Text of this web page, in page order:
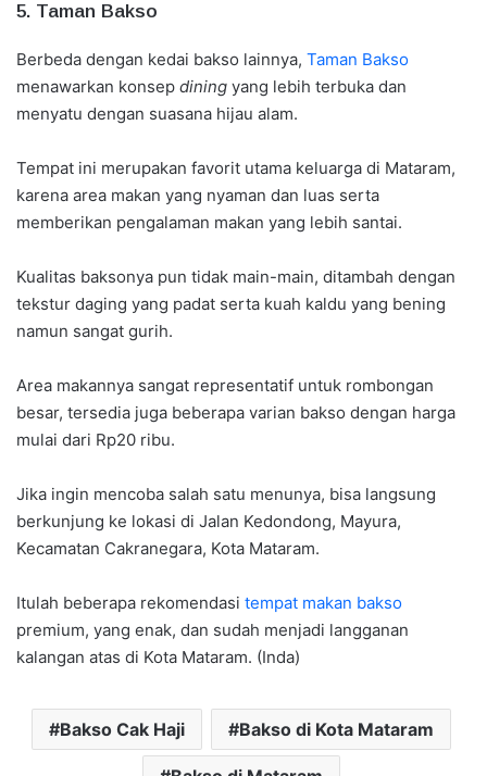
5. Taman Bakso
Berbeda dengan kedai bakso lainnya, Taman Bakso
menawarkan konsep dining yang lebih terbuka dan
menyatu dengan suasana hijau alam.
Tempat ini merupakan favorit utama keluarga di Mataram,
karena area makan yang nyaman dan luas serta
memberikan pengalaman makan yang lebih santai.
Kualitas baksonya pun tidak main-main, ditambah dengan
tekstur daging yang padat serta kuah kaldu yang bening
namun sangat gurih.
Area makannya sangat representatif untuk rombongan
besar, tersedia juga beberapa varian bakso dengan harga
mulai dari Rp20 ribu.
Jika ingin mencoba salah satu menunya, bisa langsung
berkunjung ke lokasi di Jalan Kedondong, Mayura,
Kecamatan Cakranegara, Kota Mataram.
Itulah beberapa rekomendasi tempat makan bakso
premium, yang enak, dan sudah menjadi langganan
kalangan atas di Kota Mataram. (Inda)
Bakso Cak Haji Bakso di Kota Mataram